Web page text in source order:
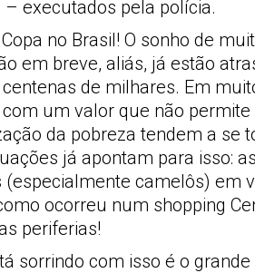
executados pela polícia.
no Brasil! O sonho de
em breve, aliás, já estão
de milhares. Em
com um valor que não
da pobreza tendem a se
já apontam para isso:
(especialmente camelôs) em
ocorreu num shopping
periferias!
sorrindo com isso é o